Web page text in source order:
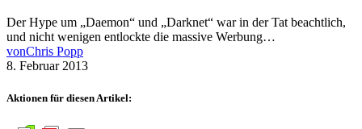
Der Hype um „Daemon“ und „Darknet“ war in der Tat beachtlich,
und nicht wenigen entlockte die massive Werbung…
vonChris Popp
8. Februar 2013
Aktionen für diesen Artikel: